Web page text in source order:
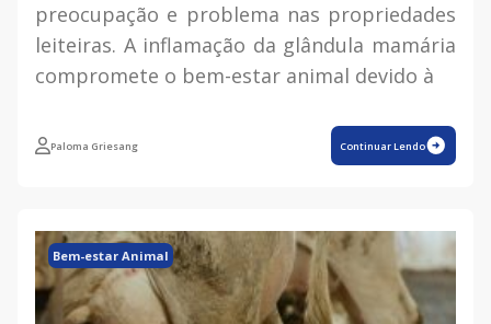
preocupação e problema nas propriedades
leiteiras. A inflamação da glândula mamária
compromete o bem-estar animal devido à
Paloma Griesang Continuar Lendo
Bem-estar Animal